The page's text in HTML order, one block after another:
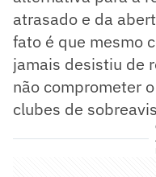
atrasado e da
fato é que mesmo
jamais desistiu de
não comprometer
clubes de